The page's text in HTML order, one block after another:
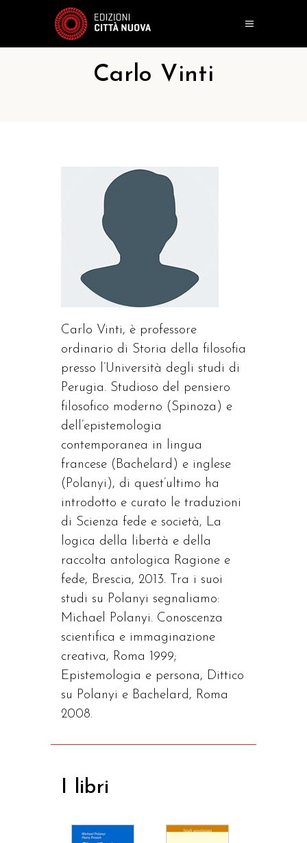
Carlo Vinti
Carlo Vinti, è professore
ordinario di Storia della filosofia
presso l’Università degli studi di
Perugia. Studioso del pensiero
filosofico moderno (Spinoza) e
dell’epistemologia
contemporanea in lingua
francese (Bachelard) e inglese
(Polanyi), di quest’ultimo ha
introdotto e curato le traduzioni
di Scienza fede e società, La
logica della libertà e della
raccolta antologica Ragione e
fede, Brescia, 2013. Tra i suoi
studi su Polanyi segnaliamo:
Michael Polanyi. Conoscenza
scientifica e immaginazione
creativa, Roma 1999;
Epistemologia e persona, Dittico
su Polanyi e Bachelard, Roma
2008.
I libri